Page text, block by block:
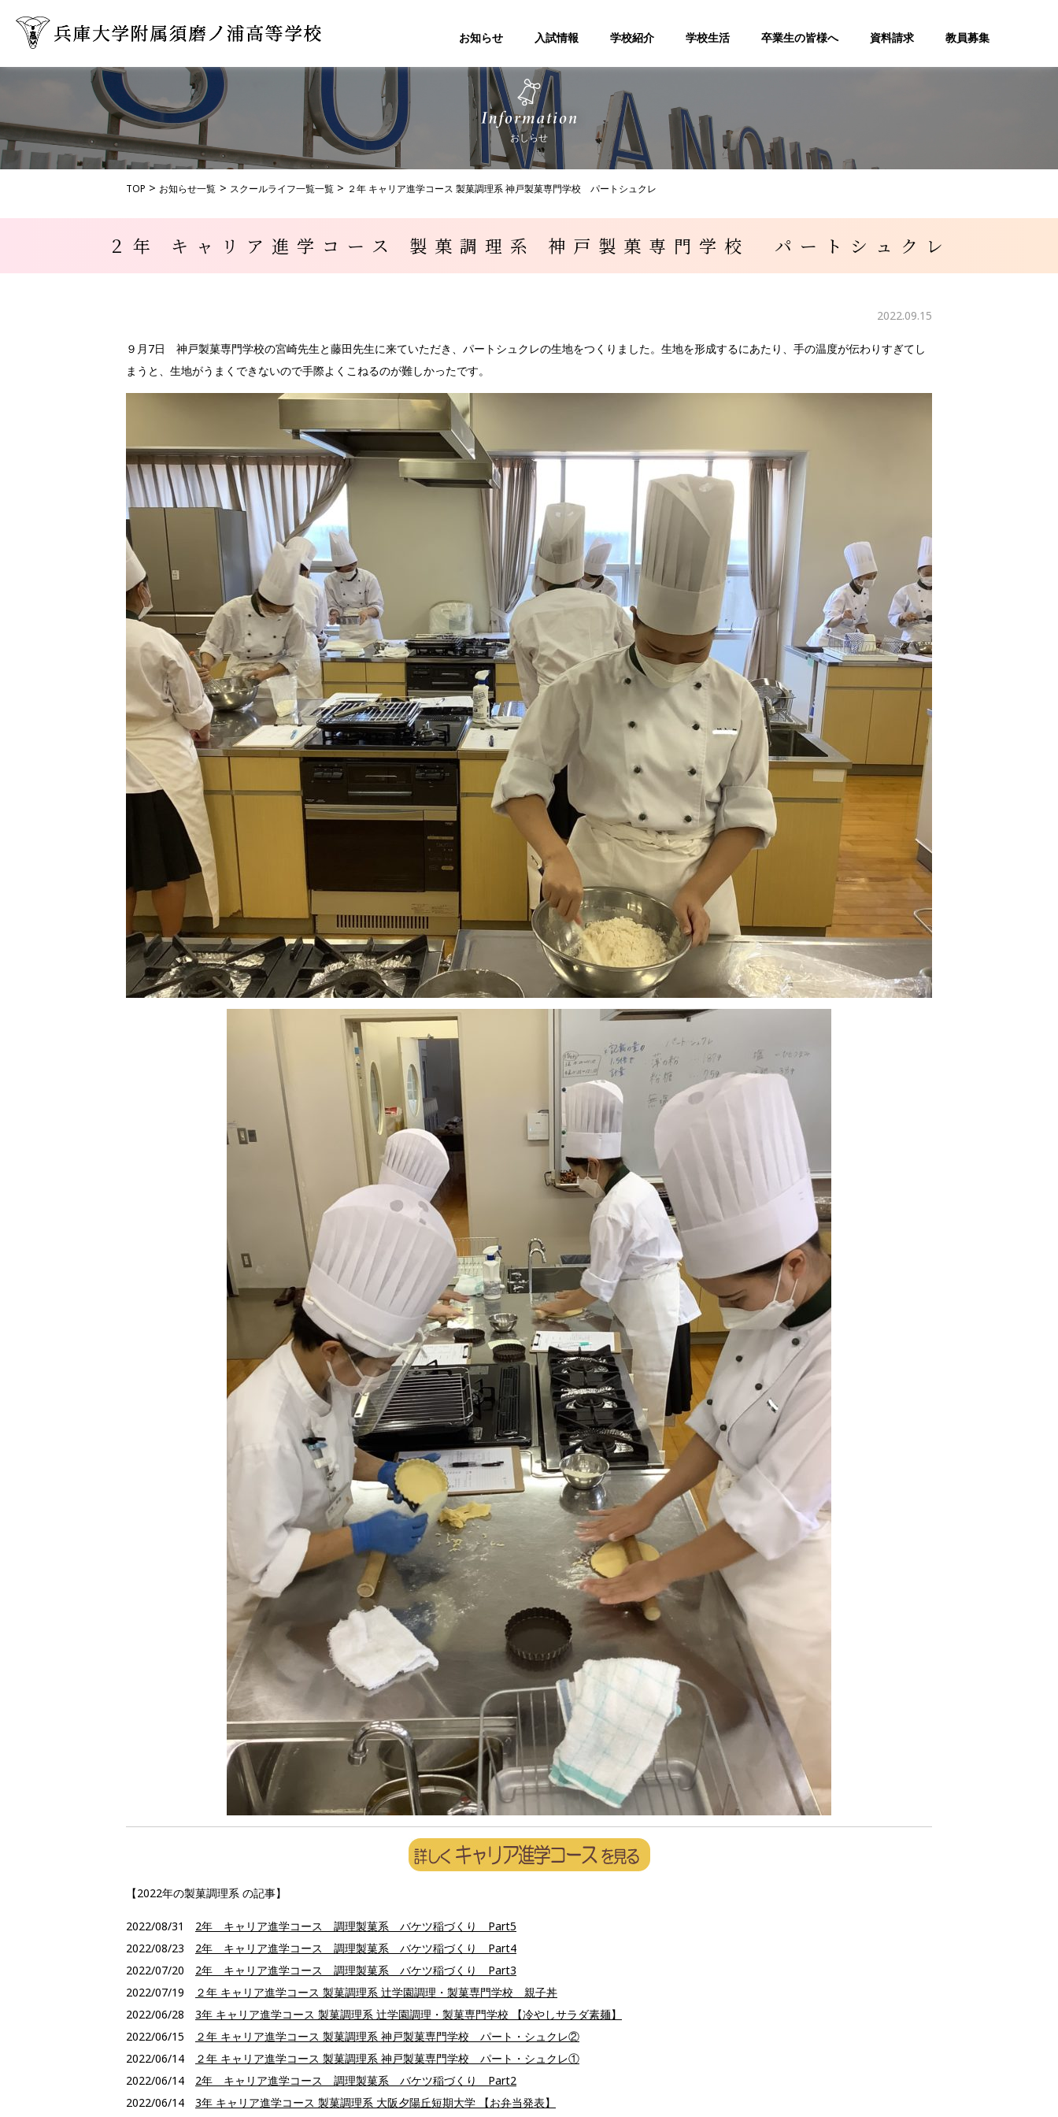
お知らせ 入試情報 学校紹介 学校生活 卒業生の皆様へ 資料請求 教員募集
おしらせ
TOP お知らせ一覧 スクールライフ一覧一覧 ２年 キャリア進学コース 製菓調理系 神戸製菓専門学校 パートシュクレ
２年 キャリア進学コース 製菓調理系 神戸製菓専門学校 パートシュクレ
2022.09.15
９月7日 神戸製菓専門学校の宮崎先生と藤田先生に来ていただき、パートシュクレの生地をつくりました。生地を形成するにあたり、手の温度が伝わりすぎてし
まうと、生地がうまくできないので手際よくこねるのが難しかったです。
【2022年の製菓調理系 の記事】
2022/08/31 2年 キャリア進学コース 調理製菓系 バケツ稲づくり Part5
2022/08/23 2年 キャリア進学コース 調理製菓系 バケツ稲づくり Part4
2022/07/20 2年 キャリア進学コース 調理製菓系 バケツ稲づくり Part3
2022/07/19
２年 キャリア進学コース 製菓調理系 辻学園調理・製菓専門学校 親子丼
2022/06/28 3年 キャリア進学コース 製菓調理系 辻学園調理・製菓専門学校 【冷やしサラダ素麺】
2022/06/15
２年 キャリア進学コース 製菓調理系 神戸製菓専門学校 パート・シュクレ②
2022/06/14
２年 キャリア進学コース 製菓調理系 神戸製菓専門学校 パート・シュクレ①
2022/06/14 2年 キャリア進学コース 調理製菓系 バケツ稲づくり Part2
2022/06/14 3年 キャリア進学コース 製菓調理系 大阪夕陽丘短期大学 【お弁当発表】